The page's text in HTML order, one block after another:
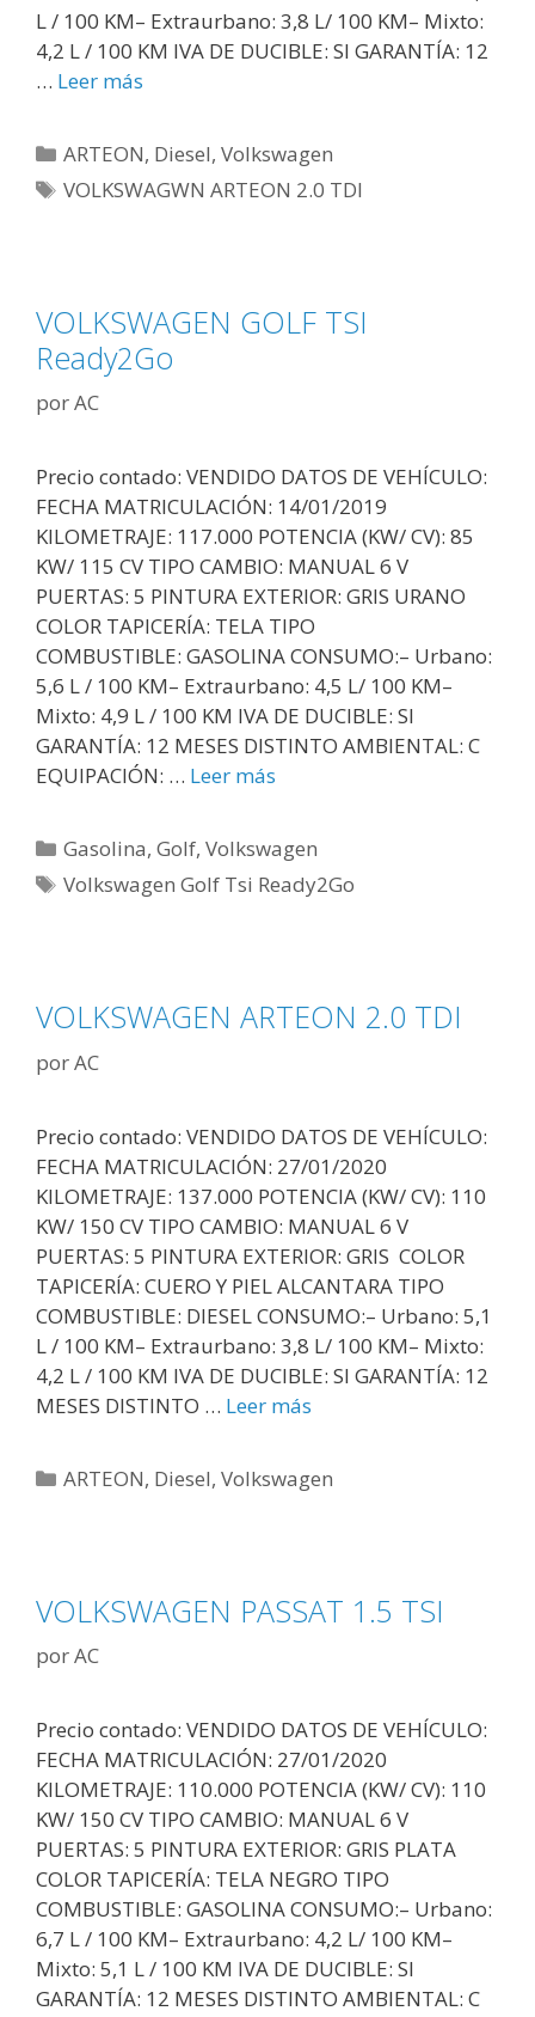
L / 100 KM– Extraurbano: 3,8 L/ 100 KM– Mixto:
4,2 L / 100 KM IVA DE DUCIBLE: SI GARANTÍA: 12
… Leer más
ARTEON, Diesel,Volkswagen
VOLKSWAGWN ARTEON 2.0 TDI
VOLKSWAGEN GOLF TSI
Ready2Go
porAC
Precio contado: VENDIDO DATOS DE VEHÍCULO:
FECHA MATRICULACIÓN: 14/01/2019
KILOMETRAJE: 117.000 POTENCIA (KW/ CV): 85
KW/ 115 CV TIPO CAMBIO: MANUAL 6 V
PUERTAS: 5 PINTURA EXTERIOR: GRIS URANO
COLOR TAPICERÍA: TELA TIPO
COMBUSTIBLE: GASOLINA CONSUMO:– Urbano:
5,6 L / 100 KM– Extraurbano: 4,5 L/ 100 KM–
Mixto: 4,9 L / 100 KM IVA DE DUCIBLE: SI
GARANTÍA: 12 MESES DISTINTO AMBIENTAL: C
EQUIPACIÓN: … Leer más
Gasolina,Golf,Volkswagen
Volkswagen Golf Tsi Ready2Go
VOLKSWAGEN ARTEON 2.0 TDI
porAC
Precio contado: VENDIDO DATOS DE VEHÍCULO:
FECHA MATRICULACIÓN: 27/01/2020
KILOMETRAJE: 137.000 POTENCIA (KW/ CV): 110
KW/ 150 CV TIPO CAMBIO: MANUAL 6 V
PUERTAS: 5 PINTURA EXTERIOR: GRIS COLOR
TAPICERÍA: CUERO Y PIEL ALCANTARA TIPO
COMBUSTIBLE: DIESEL CONSUMO:– Urbano: 5,1
L / 100 KM– Extraurbano: 3,8 L/ 100 KM– Mixto:
4,2 L / 100 KM IVA DE DUCIBLE: SI GARANTÍA: 12
MESES DISTINTO … Leer más
ARTEON, Diesel,Volkswagen
VOLKSWAGEN PASSAT 1.5 TSI
porAC
Precio contado: VENDIDO DATOS DE VEHÍCULO:
FECHA MATRICULACIÓN: 27/01/2020
KILOMETRAJE: 110.000 POTENCIA (KW/ CV): 110
KW/ 150 CV TIPO CAMBIO: MANUAL 6 V
PUERTAS: 5 PINTURA EXTERIOR: GRIS PLATA
COLOR TAPICERÍA: TELA NEGRO TIPO
COMBUSTIBLE: GASOLINA CONSUMO:– Urbano:
6,7 L / 100 KM– Extraurbano: 4,2 L/ 100 KM–
Mixto: 5,1 L / 100 KM IVA DE DUCIBLE: SI
GARANTÍA: 12 MESES DISTINTO AMBIENTAL: C